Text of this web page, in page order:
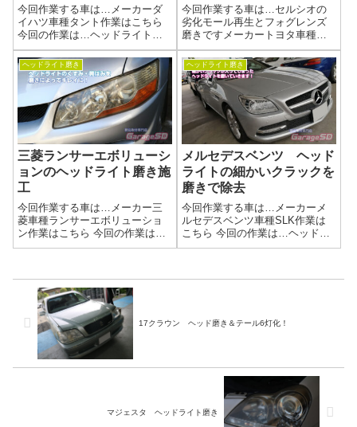
今回作業する車は…メーカーダ
イハツ車種タント作業はこちら
今回の作業は…ヘッドライト磨
きくすんで劣化してしまったヘ
ッドライトを磨きあげましょう
(^^)/延期されたみたいですが、ヘ
ッドライトの車検時検査が厳し
くなります。車両の年式で変わ
ります...
今回作業する車は…セルシオの
劣化モール再生とフォグレンズ
磨きですメーカートヨタ車種セ
ルシオ作業はこちら 今回の作業
は…劣化モールの再生とフォグ
磨き作業写真純正でモールが出
る場合は買ってしまった方が吉
です。フォグレンズの磨きはバ
ンパーから外し...
ヘッドライト磨き
三菱ランサーエボリューシ
ョンのヘッドライト磨き施
工
今回作業する車は…メーカー三
菱車種ランサーエボリューショ
ン作業はこちら 今回の作業は…
ヘッドライト磨きくすんで劣化
チリ綺麗になりました(^_-)-☆ヘ
ッドライト磨きの工程当店施...
ヘッドライト磨き
メルセデスベンツ ヘッド
ライトの細かいクラックを
磨きで除去
今回作業する車は…メーカーメ
ルセデスベンツ車種SLK作業は
こちら 今回の作業は…ヘッドラ
イト磨きくすんで劣化してしま
は、ドイツ車あるあるなんです
17クラウン ヘッド磨き＆テール6灯化！
マジェスタ ヘッドライト磨き